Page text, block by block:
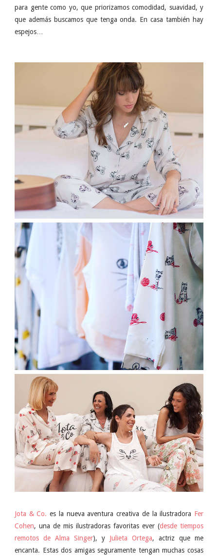
para gente como yo, que priorizamos comodidad, suavidad, y
que además buscamos que tenga onda. En casa también hay
espejos…
Jota & Co. es la nueva aventura creativa de la ilustradora Fer
Cohen, una de mis ilustradoras favoritas ever (desde tiempos
remotos de Alma Singer), y Julieta Ortega, actriz que me
encanta. Estas dos amigas seguramente tengan muchas cosas